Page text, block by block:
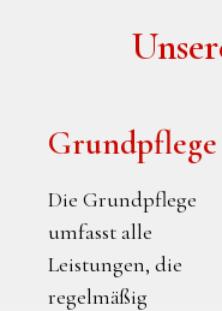
Grundpflege
Die Grundpflege
umfasst alle
Leistungen, die
regelmäßig